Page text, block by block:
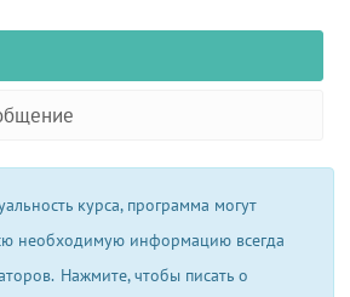
курса, программа могут
необходимую информацию всегда
Нажмите, чтобы писать о